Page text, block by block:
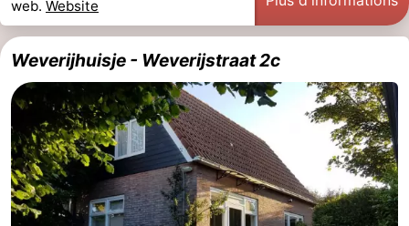
web. Website
Weverijhuisje - Weverijstraat 2c